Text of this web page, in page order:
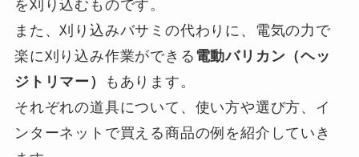
を刈り込むものです。
また、刈り込みバサミの代わりに、電気の力で
楽に刈り込み作業ができる 電動バリカン（ヘッ
ジトリマー）
もあります。
それぞれの道具について、使い方や選び方、イ
ンターネットで買える商品の例を紹介していき